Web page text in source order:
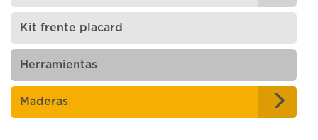
Kit frente placard
Herramientas
Maderas